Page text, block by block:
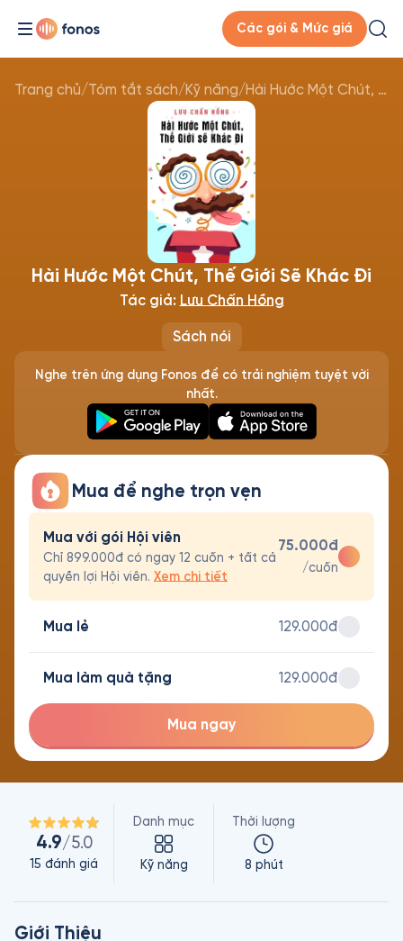
Các gói & Mức giá
Trang chủ/Tóm tắt sách/Kỹ năng/ Hài Hước Một Chút, Thế Giới Sẽ Khác Đi
Sách nói
Hài Hước Một Chút, Thế Giới Sẽ Khác Đi
Tác giả: Lưu Chấn Hồng
Nghe trên ứng dụng Fonos để có trải nghiệm tuyệt vời
nhất.
Mua để nghe trọn vẹn
Mua với gói Hội viên
Chỉ 899.000đ có ngay 12 cuốn + tất cả
quyền lợi Hội viên. Xem chi tiết
75.000đ
/cuốn
Mua lẻ 129.000đ
Mua làm quà tặng 129.000đ
Mua ngay
4.9/5.0
15 đánh giá
Danh mục
Kỹ năng
Thời lượng
8 phút
Giới Thiệu